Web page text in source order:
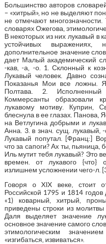
Большинство авторов
– «хитрый», но не выделяют
не отмечают
словарях Ожегова,
В некоторых из них лукавый в
устойчивых
дополнительное значение
дает Малый академический
-кав, -а, -о. 1. Склонный к
Лукавый человек. Давно
Показанья Мои все ложны.
Полтава. 2. Исполненный
Коммерсанты образовали
лукавому мотиву. Куприн,
блеснула в ее глазах. Панова,
на Ветлугина добрыми и
Анна. 3. в знач. сущ. лукавый,
Лукавый попутал. [Франц:]
что за сапоги? Ах ты, пьяница,
Иль мутит тебя лукавый? Это
времен. от лукавого {что}
излишнем усложнении чего-л.
Говоря о XIX веке, стоит
Российской 1795 и 1814
«1) коварный, хитрый,
приведены строки из
Даля выделяет значение
основное значение самого
этимологическим
«изгибаться, извиваться».